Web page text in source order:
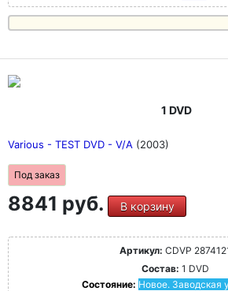
1 DVD
Various - TEST DVD - V/A (2003)
Под заказ
8841 руб. В корзину
Артикул: CDVP
Состав: 1 DVD
Состояние: Новое. Заводская